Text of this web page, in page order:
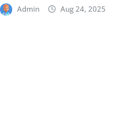
Admin
Aug 24, 2025